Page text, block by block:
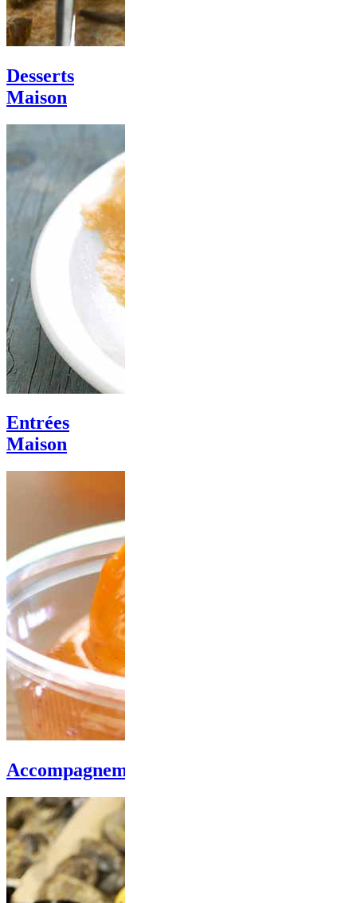
Desserts
Maison
Entrées
Maison
Accompagnements